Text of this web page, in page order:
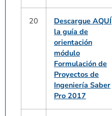
20
Descargue AQUÍ
la guía de
orientación
módulo
Formulación de
Proyectos de
Ingeniería Saber
Pro 2017